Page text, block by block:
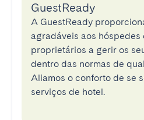
GuestReady
A GuestReady
agradáveis aos hóspedes
proprietários a gerir os
dentro das normas de
Aliamos o conforto de se
serviços de hotel.